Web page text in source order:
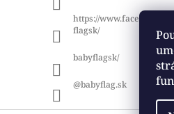
https://
flagsk/
babyflagsk/
@babyflag.sk